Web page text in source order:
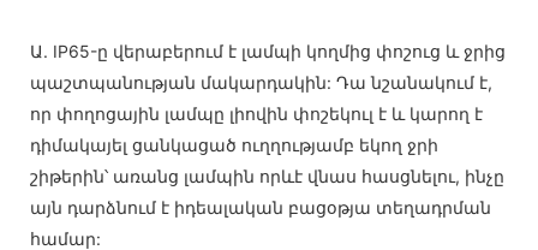
Ա. IP65-ը վերաբերում է լամպի կողմից փոշուց և ջրից
պաշտպանության մակարդակին: Դա նշանակում է,
որ փողոցային լամպը լիովին փոշեկուլ է և կարող է
դիմակայել ցանկացած ուղղությամբ եկող ջրի
շիթերին՝ առանց լամպին որևէ վնաս հասցնելու, ինչը
այն դարձնում է իդեալական բացօթյա տեղադրման
համար: